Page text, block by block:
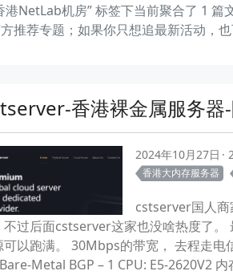
港NetLab机房” 标签下当前聚合了 1
推荐专题；如果你只想追最新活动，
香港裸金属服务
2024年10月27日
香港大内存服务器
cstserver国人商
不过后面cstserver这家也没啥热度了
可以跑满。 30Mbps的带宽， 去程走电
Metal BGP – 1 CPU: E5-2620V2